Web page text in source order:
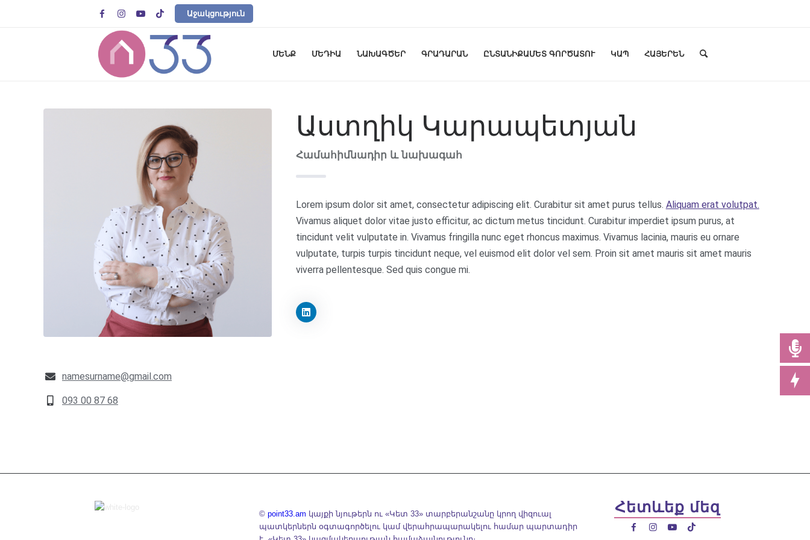
    Աջակցություն
ՄԵՆՔ ՄԵԴԻԱ ՆԱԽԱԳԾԵՐ ԳՐԱԴԱՐԱՆ ԸՆՏԱՆԻՔԱՄԵՏ ԳՈՐԾԱՏՈՒ ԿԱՊ ՀԱՅԵՐԵՆ
namesurname@gmail.com
093 00 87 68
Աստղիկ Կարապետյան
Համահիմնադիր և նախագահ
Lorem ipsum dolor sit amet, consectetur adipiscing elit. Curabitur sit amet purus tellus. Aliquam erat volutpat.
Vivamus aliquet dolor vitae justo efficitur, ac dictum metus tincidunt. Curabitur imperdiet ipsum purus, at
tincidunt velit vulputate in. Vivamus fringilla nunc eget rhoncus maximus. Vivamus lacinia, mauris eu ornare
vulputate, turpis turpis tincidunt neque, vel euismod elit dolor vel sem. Proin sit amet mauris sit amet mauris
viverra pellentesque. Sed quis congue mi.
© point33.am կայքի նյութերն ու «Կետ 33» տարբերանշանը կրող վիզուալ
պատկերներն օգտագործելու կամ վերահրապարակելու համար պարտադիր
Հետևեք մեզ
   